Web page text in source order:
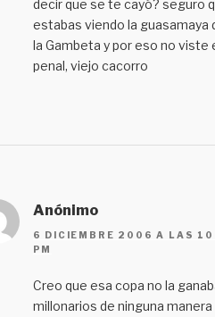
decir que se te cayó? seguro
estabas viendo la guasamaya
la Gambeta y por eso no viste
penal, viejo cacorro
Anónimo
6 DICIEMBRE 2006 A LAS
PM
Creo que esa copa no la
millonarios de ninguna manera